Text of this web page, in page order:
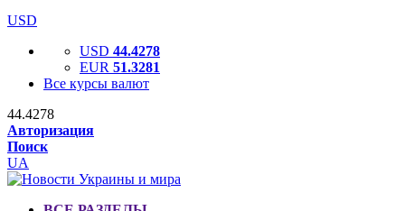
USD
USD 44.4278
EUR 51.3281
Все курсы валют
44.4278
Авторизация
Поиск
UA